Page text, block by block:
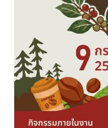
มูลนิ
เพช
นมัส
ประ